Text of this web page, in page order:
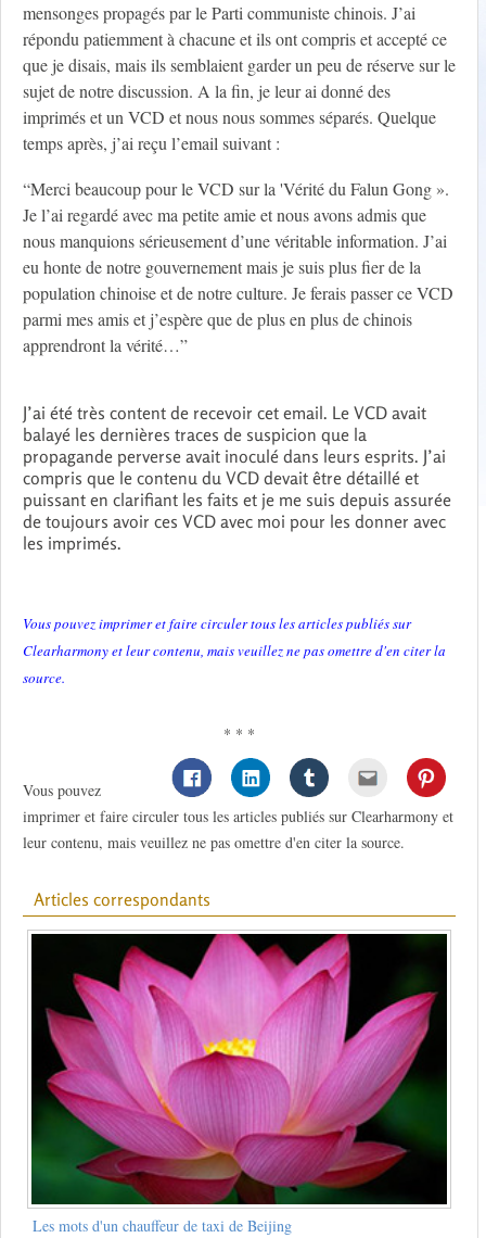
mensonges propagés par le Parti communiste chinois. J’ai
répondu patiemment à chacune et ils ont compris et accepté ce
que je disais, mais ils semblaient garder un peu de réserve sur le
sujet de notre discussion. A la fin, je leur ai donné des
imprimés et un VCD et nous nous sommes séparés. Quelque
temps après, j’ai reçu l’email suivant :
“Merci beaucoup pour le VCD sur la 'Vérité du Falun Gong ».
Je l’ai regardé avec ma petite amie et nous avons admis que
nous manquions sérieusement d’une véritable information. J’ai
eu honte de notre gouvernement mais je suis plus fier de la
population chinoise et de notre culture. Je ferais passer ce VCD
parmi mes amis et j’espère que de plus en plus de chinois
apprendront la vérité…”
J’ai été très content de recevoir cet email. Le VCD avait
balayé les dernières traces de suspicion que la
propagande perverse avait inoculé dans leurs esprits. J’ai
compris que le contenu du VCD devait être détaillé et
puissant en clarifiant les faits et je me suis depuis assurée
de toujours avoir ces VCD avec moi pour les donner avec
les imprimés.
Vous pouvez imprimer et faire circuler tous les articles publiés sur
Clearharmony et leur contenu, mais veuillez ne pas omettre d'en citer la
source.
* * *
Vous pouvez
imprimer et faire circuler tous les articles publiés sur Clearharmony et
leur contenu, mais veuillez ne pas omettre d'en citer la source.
Articles correspondants
Les mots d'un chauffeur de taxi de Beijing